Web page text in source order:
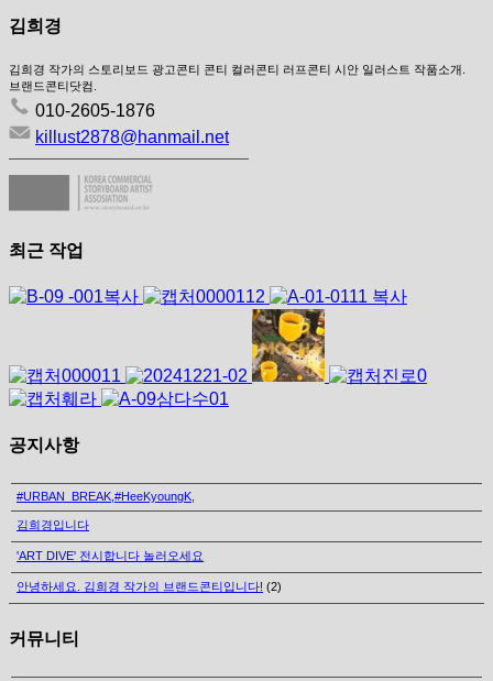
김희경
김희경 작가의 스토리보드 광고콘티 콘티 컬러콘티 러프콘티 시안 일러스트 작품소개.
브랜드콘티닷컴.
010-2605-1876
killust2878@hanmail.net
최근 작업
공지사항
#URBAN_BREAK,#HeeKyoungK,
김희경입니다
'ART DIVE' 전시합니다 놀러오세요
안녕하세요. 김희경 작가의 브랜드콘티입니다! (2)
커뮤니티